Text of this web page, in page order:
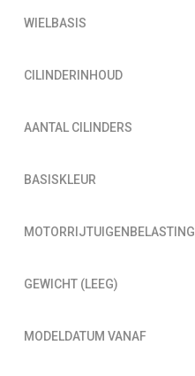
WIELBASIS
CILINDERINHOUD
AANTAL CILINDERS
BASISKLEUR
MOTORRIJTUIGENBELASTING
GEWICHT (LEEG)
MODELDATUM VANAF